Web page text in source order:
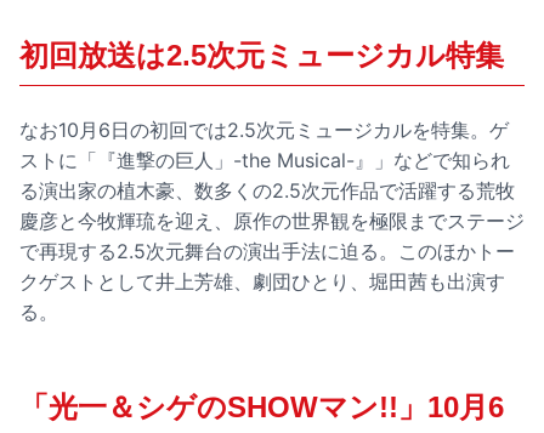
初回放送は2.5次元ミュージカル特集
なお10月6日の初回では2.5次元ミュージカルを特集。ゲ
ストに「『進撃の巨人」-the Musical-』」などで知られ
る演出家の植木豪、数多くの2.5次元作品で活躍する荒牧
慶彦と今牧輝琉を迎え、原作の世界観を極限までステージ
で再現する2.5次元舞台の演出手法に迫る。このほかトー
クゲストとして井上芳雄、劇団ひとり、堀田茜も出演す
る。
「光一＆シゲのSHOWマン!!」10月6